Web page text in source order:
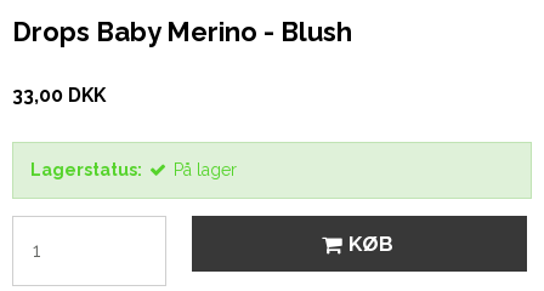
Drops Baby Merino - Blush
33,00 DKK
Lagerstatus: På lager
KØB